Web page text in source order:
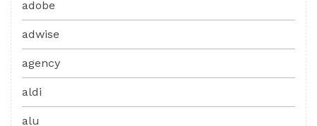
adobe
adwise
agency
aldi
alu